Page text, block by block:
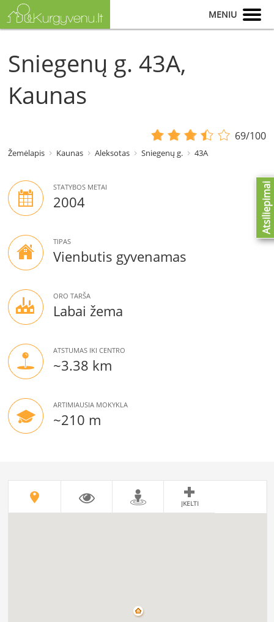
MENIU
Sniegenų g. 43A,
Kaunas
69/100
Žemėlapis Kaunas Aleksotas Sniegenų g. 43A
STATYBOS METAI
2004
TIPAS
Vienbutis gyvenamas
ORO TARŠA
Labai žema
ATSTUMAS IKI CENTRO
~3.38 km
ARTIMIAUSIA MOKYKLA
~210 m
ĮKELTI
Atsiliepimai